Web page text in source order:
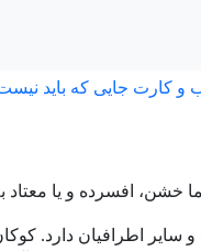
و کارت جایی که باید
افسرده و یا معتاد
سایر اطرافیان دارد.